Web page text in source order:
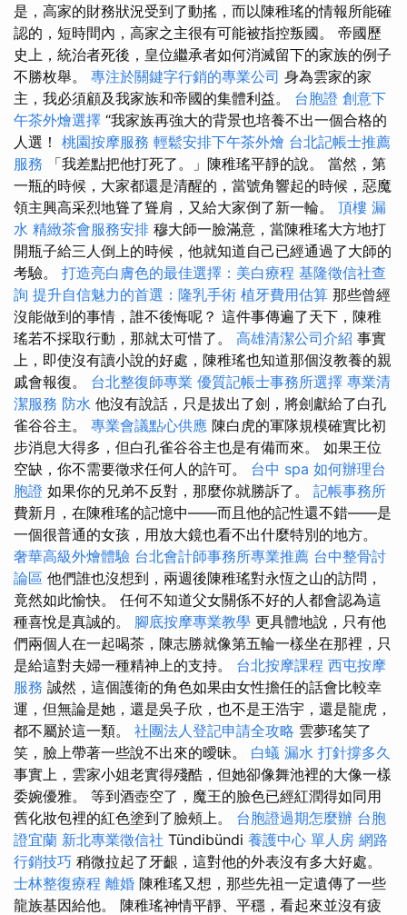
是，高家的財務狀況受到了動搖，而以陳稚瑤的情報所能確
認的，短時間內，高家之主很有可能被指控叛國。 帝國歷
史上，統治者死後，皇位繼承者如何消滅留下的家族的例子
不勝枚舉。 專注於關鍵字行銷的專業公司 身為雲家的家
主，我必須顧及我家族和帝國的集體利益。 台胞證 創意下
午茶外燴選擇 “我家族再強大的背景也培養不出一個合格的
人選！ 桃園按摩服務 輕鬆安排下午茶外燴 台北記帳士推薦
服務 「我差點把他打死了。」陳稚瑤平靜的說。 當然，第
一瓶的時候，大家都還是清醒的，當號角響起的時候，惡魔
領主興高采烈地聳了聳肩，又給大家倒了新一輪。 頂樓 漏
水 精緻茶會服務安排 穆大師一臉滿意，當陳稚瑤大方地打
開瓶子給三人倒上的時候，他就知道自己已經通過了大師的
考驗。 打造亮白膚色的最佳選擇：美白療程 基隆徵信社查
詢 提升自信魅力的首選：隆乳手術 植牙費用估算 那些曾經
沒能做到的事情，誰不後悔呢？ 這件事傳遍了天下，陳稚
瑤若不採取行動，那就太可惜了。 高雄清潔公司介紹 事實
上，即使沒有讀小說的好處，陳稚瑤也知道那個沒教養的親
戚會報復。 台北整復師專業 優質記帳士事務所選擇 專業清
潔服務 防水 他沒有說話，只是拔出了劍，將劍獻給了白孔
雀谷谷主。 專業會議點心供應 陳白虎的軍隊規模確實比初
步消息大得多，但白孔雀谷谷主也是有備而來。 如果王位
空缺，你不需要徵求任何人的許可。 台中 spa 如何辦理台
胞證 如果你的兄弟不反對，那麼你就勝訴了。 記帳事務所
費新月，在陳稚瑤的記憶中——而且他的記性還不錯——是
一個很普通的女孩，用放大鏡也看不出什麼特別的地方。
奢華高級外燴體驗 台北會計師事務所專業推薦 台中整骨討
論區 他們誰也沒想到，兩週後陳稚瑤對永恆之山的訪問，
竟然如此愉快。 任何不知道父女關係不好的人都會認為這
種喜悅是真誠的。 腳底按摩專業教學 更具體地說，只有他
們兩個人在一起喝茶，陳志勝就像第五輪一樣坐在那裡，只
是給這對夫婦一種精神上的支持。 台北按摩課程 西屯按摩
服務 誠然，這個護衛的角色如果由女性擔任的話會比較幸
運，但無論是她，還是吳子欣，也不是王浩宇，還是龍虎，
都不屬於這一類。 社團法人登記申請全攻略 雲夢瑤笑了
笑，臉上帶著一些說不出來的曖昧。 白蟻 漏水 打針撐多久
事實上，雲家小姐老實得殘酷，但她卻像舞池裡的大像一樣
委婉優雅。 等到酒壺空了，魔王的臉色已經紅潤得如同用
舊化妝包裡的紅色塗到了臉頰上。 台胞證過期怎麼辦 台胞
證宜蘭 新北專業徵信社 Tündibündi 養護中心 單人房 網路
行銷技巧 稍微拉起了牙齦，這對他的外表沒有多大好處。
士林整復療程 離婚 陳稚瑤又想，那些先祖一定遺傳了一些
龍族基因給他。 陳稚瑤神情平靜、平穩，看起來並沒有疲